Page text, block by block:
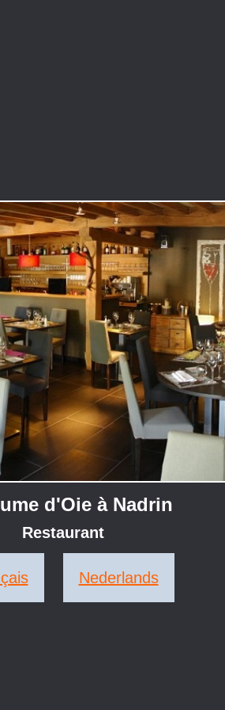
d'Oie à Nadrin
Restaurant
Nederlands